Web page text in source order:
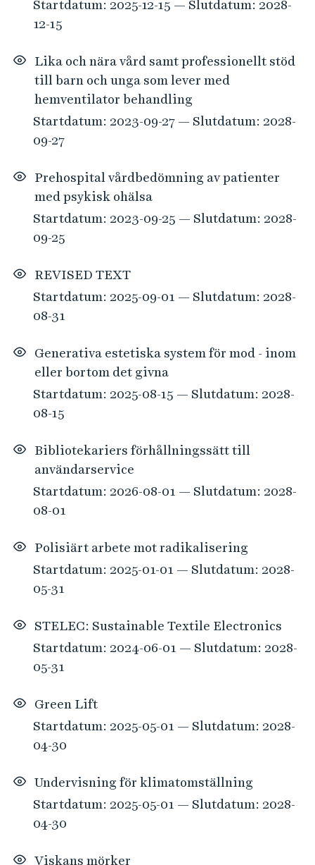
Startdatum: 2025-12-15 — Slutdatum: 2028-
12-15
Lika och nära vård samt professionellt stöd
till barn och unga som lever med
hemventilator behandling
Startdatum: 2023-09-27 — Slutdatum: 2028-
09-27
Prehospital vårdbedömning av patienter
med psykisk ohälsa
Startdatum: 2023-09-25 — Slutdatum: 2028-
09-25
REVISED TEXT
Startdatum: 2025-09-01 — Slutdatum: 2028-
08-31
Generativa estetiska system för mod - inom
eller bortom det givna
Startdatum: 2025-08-15 — Slutdatum: 2028-
08-15
Bibliotekariers förhållningssätt till
användarservice
Startdatum: 2026-08-01 — Slutdatum: 2028-
08-01
Polisiärt arbete mot radikalisering
Startdatum: 2025-01-01 — Slutdatum: 2028-
05-31
STELEC: Sustainable Textile Electronics
Startdatum: 2024-06-01 — Slutdatum: 2028-
05-31
Green Lift
Startdatum: 2025-05-01 — Slutdatum: 2028-
04-30
Undervisning för klimatomställning
Startdatum: 2025-05-01 — Slutdatum: 2028-
04-30
Viskans mörker